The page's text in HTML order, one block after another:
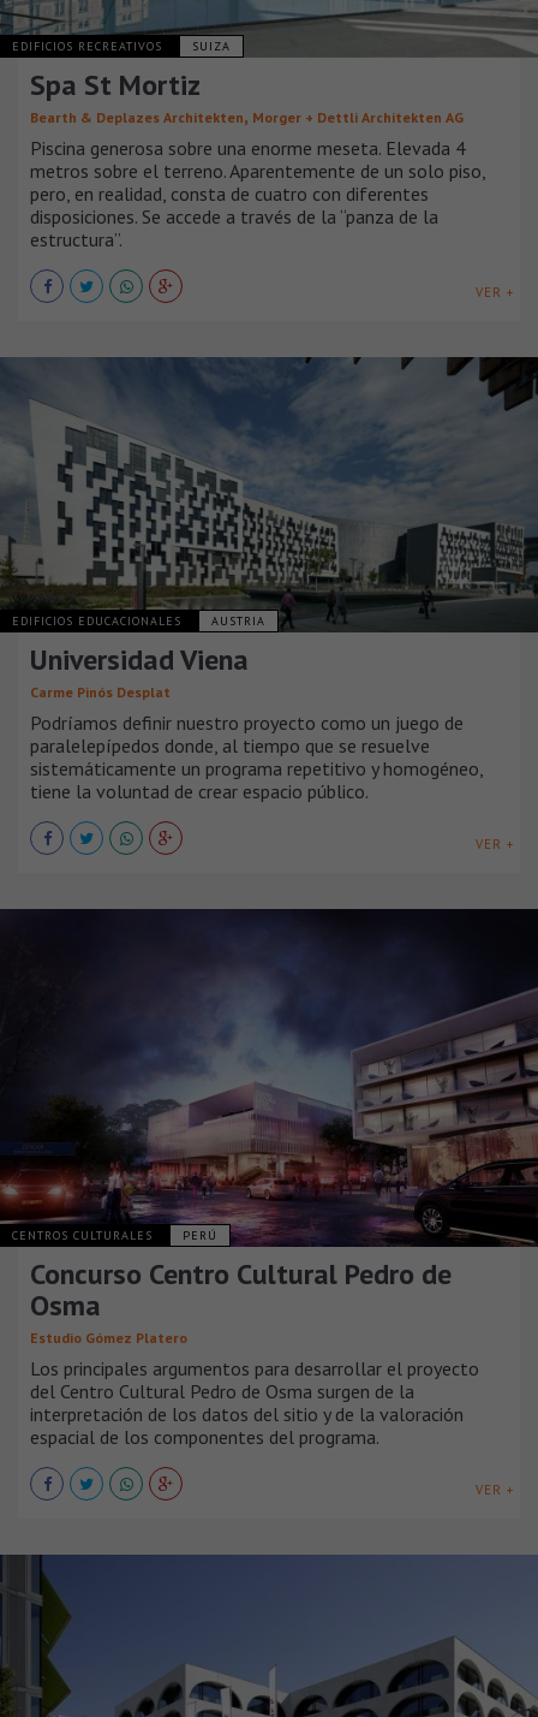
EDIFICIOS RECREATIVOS SUIZA
Spa St Mortiz
Bearth & Deplazes Architekten, Morger + Dettli Architekten AG
Piscina generosa sobre una enorme meseta. Elevada 4
metros sobre el terreno. Aparentemente de un solo piso,
pero, en realidad, consta de cuatro con diferentes
disposiciones. Se accede a través de la “panza de la
estructura”.
VER +
EDIFICIOS EDUCACIONALES AUSTRIA
Universidad Viena
Carme Pinós Desplat
Podríamos definir nuestro proyecto como un juego de
paralelepípedos donde, al tiempo que se resuelve
sistemáticamente un programa repetitivo y homogéneo,
tiene la voluntad de crear espacio público.
VER +
CENTROS CULTURALES PERÚ
Concurso Centro Cultural Pedro de
Osma
Estudio Gómez Platero
Los principales argumentos para desarrollar el proyecto
del Centro Cultural Pedro de Osma surgen de la
interpretación de los datos del sitio y de la valoración
espacial de los componentes del programa.
VER +